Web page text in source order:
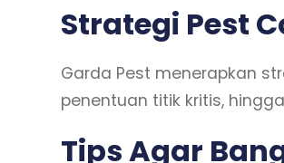
Strategi Pest
Garda Pest menerapkan
penentuan titik kritis,
Tips Agar